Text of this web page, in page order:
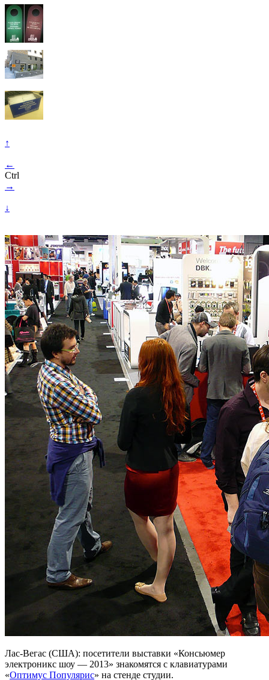
↑
←
Ctrl
→
↓
Лас-Вегас (США): посетители выставки «Консьюмер
электроникс шоу — 2013» знакомятся с клавиатурами
«Оптимус Популярис» на стенде студии.